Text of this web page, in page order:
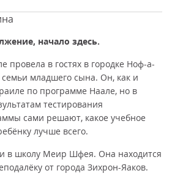
начало здесь.
провела в гостях в городке Ноф-а-
младшего сына. Он, как и
по программе Наале, но в
тестирования
сами решают, какое учебное
лучше всего.
в школу Меир Шфея. Она находится
от города Зихрон-Яаков.